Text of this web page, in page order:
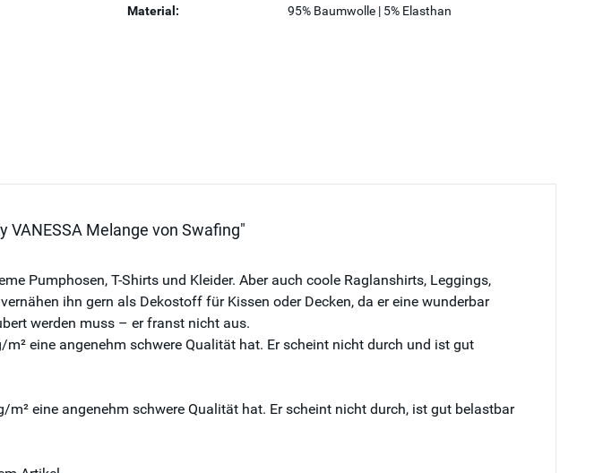
Material:
95% Baumwolle | 5% Elasthan
Melange von Swafing"
Pumphosen, T-Shirts und Kleider. Aber auch coole Raglanshirts, Leggings,
ihn gern als Dekostoff für Kissen oder Decken, da er eine wunderbar
werden muss – er franst nicht aus.
eine angenehm schwere Qualität hat. Er scheint nicht durch und ist gut
eine angenehm schwere Qualität hat. Er scheint nicht durch, ist gut belastbar